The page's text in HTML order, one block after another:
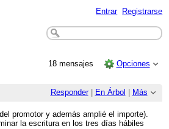
Entrar Registrarse
18 mensajes Opciones
Responder| En Árbol Más
promotor y además amplié el importe).
la escritura en los tres días hábiles